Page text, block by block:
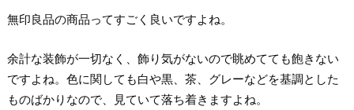
無印良品の商品ってすごく良いですよね。
余計な装飾が一切なく、飾り気がないので眺めてても飽きない
ですよね。色に関しても白や黒、茶、グレーなどを基調とした
ものばかりなので、見ていて落ち着きますよね。